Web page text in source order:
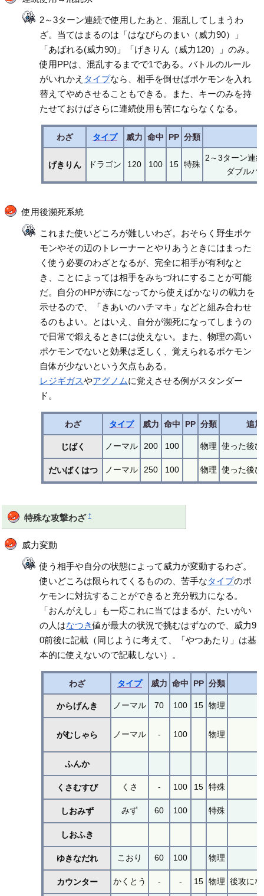
2～3ターン連続で使用したあと、混乱してしまうわ
ざ。当てはまるのは「はなびらのまい（威力90）」
「あばれる(威力90)」「げきりん（威力120）」のみ。
使用PPは、混乱するまでで1である。バトルのルール
がいれかえ タイプなら、相手を倒せばポケモンを入れ
替えてやめさせることもできる。また、キーのみを持
たせておけばさらに連続使用も苦にならなくなる。
わざ タイプ 威力 命中 PP 分類
げきりん ドラゴン 120 100 15 特殊
2～3ターン連
ダブルバ
使用後瀕死系統
これまた使いどころが難しいわざ。おそらく野生ポケ
モンやその辺のトレーナーとやりあうときにはまった
く使う必要のわざとなるが、完全に相手が有利なと
き、ことによっては相手をみちづれにすることが可能
だ。自分のHPが赤になってから使えばかなりの戦力を
示せるので、「きあいのハチマキ」などと組み合わせ
るのもよい。とはいえ、自分が瀕死になってしまうの
で日常で鍛えるときには使えない。また、物理の高い
ポケモンでないと効果は乏しく、覚えられるポケモン
自体が少ないという欠点もある。
レジギガスやアグノムに覚えさせる例がスタンダー
ド。
わざ タイプ 威力 命中 PP 分類 追
じばく ノーマル 200 100 物理 使った後
だいばくはつ ノーマル 250 100 物理 使った後
特殊な攻撃わざ †
威力変動
使う相手や自分の状態によって威力が変動するわざ。
使いどころは限られてくるものの、苦手なタイプのポ
ケモンに対抗することができると充分戦力になる。
「おんがえし」も一応これに当てはまるが、たいがい
の人はなつき値が最大の状況で挑むはずなので、威力9
0前後に記載（同じように考えて、「やつあたり」は基
本的に使えないので記載しない）。
わざ タイプ 威力 命中 PP 分類
からげんき ノーマル 70 100 15 物理
がむしゃら ノーマル - 100 物理
ふんか
くさむすび くさ - 100 15 特殊
しおみず みず 60 100 特殊
しおふき
ゆきなだれ こおり 60 100 物理
カウンター かくとう - - 15 物理 後攻に